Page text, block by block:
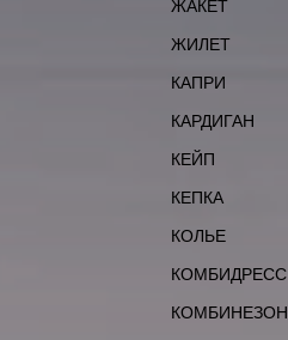
ЖАКЕТ
ЖИЛЕТ
КАПРИ
КАРДИГАН
КЕЙП
КЕПКА
КОЛЬЕ
КОМБИДРЕСС
КОМБИНЕЗОН